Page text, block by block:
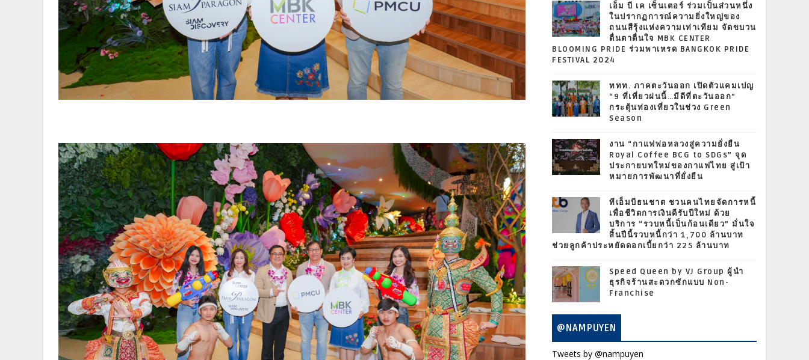
เอ็ม บี เค เซ็นเตอร์ ร่วมเป็นส่วนหนึ่ง
ในปรากฏการณ์ความยิ่งใหญ่ของ
ถนนสีรุ้งแห่งความเท่าเทียม จัดขบวน
ตื่นตาตื่นใจ MBK CENTER
BLOOMING PRIDE ร่วมพาเหรด BANGKOK PRIDE
FESTIVAL 2024
ททท. ภาคตะวันออก เปิดตัวแคมเปญ
“9 ที่เที่ยวฝนนี้…มีดีที่ตะวันออก”
กระตุ้นท่องเที่ยวในช่วง Green
Season
งาน “กาแฟพ่อหลวงสู่ความยั่งยืน
Royal Coffee BCG to SDGs” จุด
ประกายบทใหม่ของกาแฟไทย สู่เป้า
หมายการพัฒนาที่ยั่งยืน
ทีเอ็มบีธนชาต ชวนคนไทยจัดการหนี้
เพื่อชีวิตการเงินดีรับปีใหม่ ด้วย
บริการ “รวบหนี้เป็นก้อนเดียว” มั่นใจ
สิ้นปีนี้รวบหนี้กว่า 1,700 ล้านบาท
ช่วยลูกค้าประหยัดดอกเบี้ยกว่า 225 ล้านบาท
Speed Queen by VJ Group ผู้นำ
ธุรกิจร้านสะดวกซักแบบ Non-
Franchise
@NAMPUYEN
Tweets by @nampuyen